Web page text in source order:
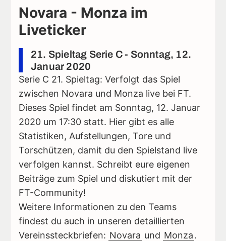
Novara - Monza im
Liveticker
21. Spieltag Serie C - Sonntag, 12.
Januar 2020
Serie C 21. Spieltag: Verfolgt das Spiel
zwischen Novara und Monza live bei FT.
Dieses Spiel findet am Sonntag, 12. Januar
2020 um 17:30 statt. Hier gibt es alle
Statistiken, Aufstellungen, Tore und
Torschützen, damit du den Spielstand live
verfolgen kannst. Schreibt eure eigenen
Beiträge zum Spiel und diskutiert mit der
FT-Community!
Weitere Informationen zu den Teams
findest du auch in unseren detaillierten
Vereinssteckbriefen: Novara und Monza.